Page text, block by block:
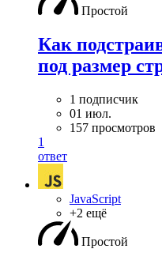
Простой
Как
под размер
1 подписчик
01 июл.
157 просмотров
1
ответ
JavaScript
+2 ещё
Простой